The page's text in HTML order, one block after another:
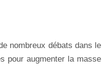
nombreux débats dans le
pour augmenter la masse